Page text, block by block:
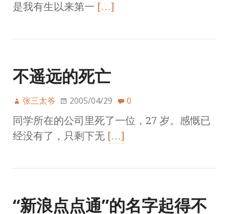
是我有生以来第一 […]
不遥远的死亡
张三太爷 2005/04/29 0
同学所在的公司里死了一位，27 岁。感慨已
经没有了，只剩下无 […]
“新浪点点通”的名字起得不